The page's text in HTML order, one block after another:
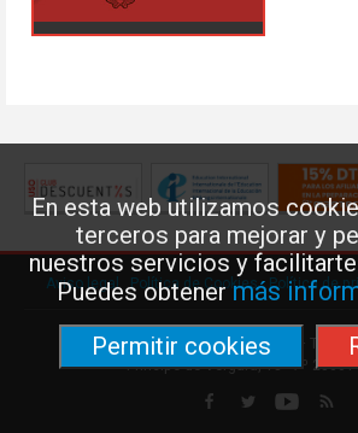
En esta web utilizamos
terceros para mejorar y
nuestros servicios y facilitarte
Puedes obtenermás
Permitir cookies
Aviso legal·Política de Cookies·Política de
Federación de Enseñanza de USO ·
Príncipe de Vergara, 13 · 7º 28001